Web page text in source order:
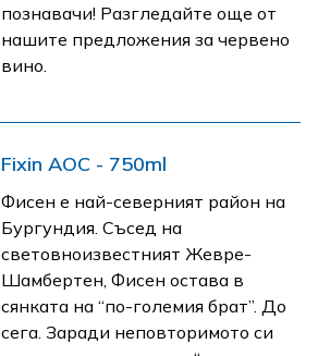
познавачи! Разгледайте още от
нашите предложения за червено
вино.
Fixin AOC - 750ml
Фисен е най-северният район на
Бургундия. Съсед на
световноизвестният Жевре-
Шамбертен, Фисен остава в
сянката на “по-големия брат”. До
сега. Заради неповторимото си